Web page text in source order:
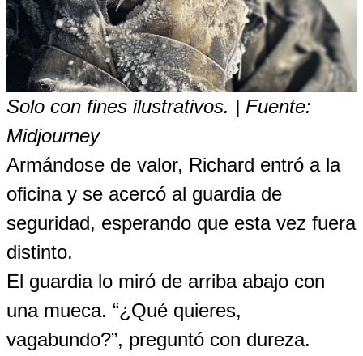
Solo con fines ilustrativos. | Fuente:
Midjourney
Armándose de valor, Richard entró a la
oficina y se acercó al guardia de
seguridad, esperando que esta vez fuera
distinto.
El guardia lo miró de arriba abajo con
una mueca. “¿Qué quieres,
vagabundo?”, preguntó con dureza.